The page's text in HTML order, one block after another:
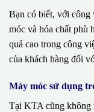
Bạn có biết, với công
móc và hóa chất phù
quả cao trong công
của khách hàng đối
Máy móc sử dụng
Tại KTA cũng không